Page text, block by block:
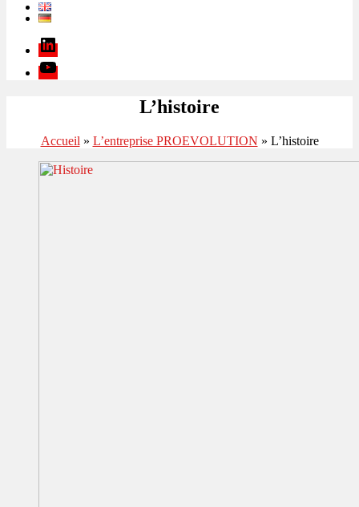
Linkedin
Youtube
L’histoire
Accueil » L’entreprise PROEVOLUTION » L’histoire